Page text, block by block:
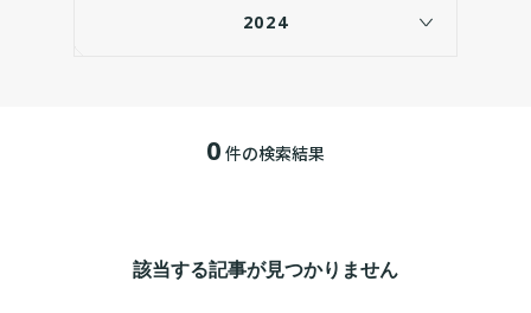
2024
0 件の検索結果
該当する記事が見つかりません